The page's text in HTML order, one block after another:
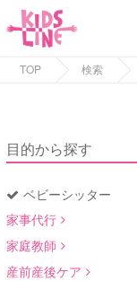
TOP 検索
目的から探す
ベビーシッター
家事代行
家庭教師
産前産後ケア